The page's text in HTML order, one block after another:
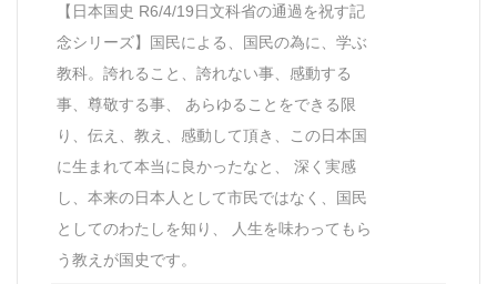
【日本国史 R6/4/19日文科省の通過を祝す記
念シリーズ】国民による、国民の為に、学ぶ
教科。誇れること、誇れない事、感動する
事、尊敬する事、 あらゆることをできる限
り、伝え、教え、感動して頂き、この日本国
に生まれて本当に良かったなと、 深く実感
し、本来の日本人として市民ではなく、国民
としてのわたしを知り、 人生を味わってもら
う教えが国史です。